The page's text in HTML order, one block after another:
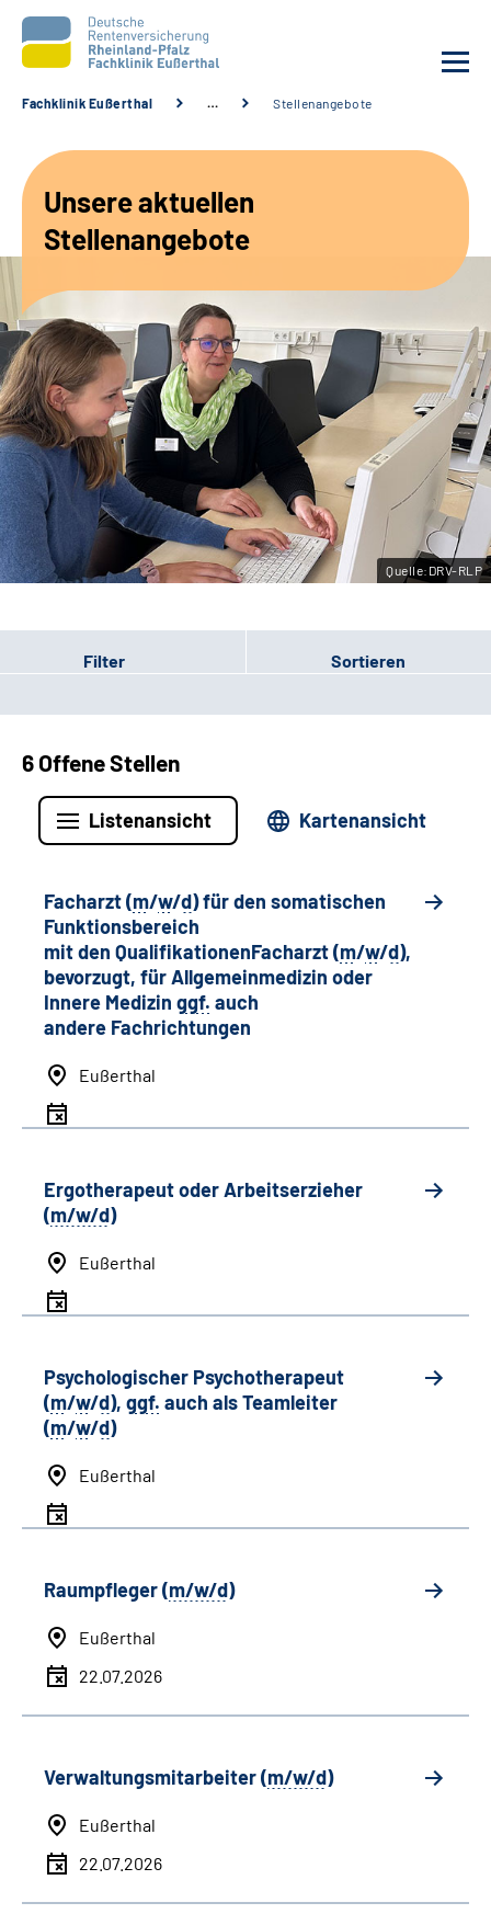
Unsere Angebote
Karriere
Beratungsstellen &
Zuweisende
Suche
Leichte Sprache
Gebärdensprache
Fachklinik Eußerthal … Stellenangebote
Unsere aktuellen
Stellenangebote
Quelle:DRV-RLP
Filter Sortieren
6 Offene Stellen
Listenansicht Kartenansicht
Facharzt (m/w/d) für den somatischen
Funktionsbereich
mit den QualifikationenFacharzt (m/w/d),
bevorzugt, für Allgemeinmedizin oder
Innere Medizin ggf. auch
andere Fachrichtungen
Eußerthal
Ergotherapeut oder Arbeitserzieher
(m/w/d)
Eußerthal
Psychologischer Psychotherapeut
(m/w/d), ggf. auch alsTeamleiter
(m/w/d)
Eußerthal
Raumpfleger (m/w/d)
Eußerthal
22.07.2026
Verwaltungsmitarbeiter (m/w/d)
Eußerthal
22.07.2026